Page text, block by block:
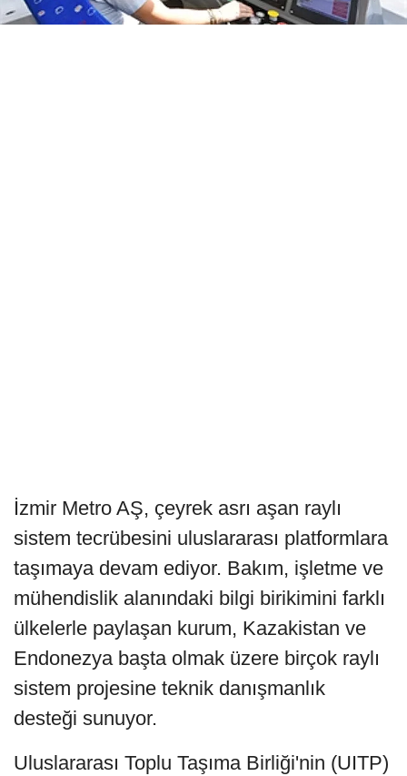
İzmir Metro AŞ, çeyrek asrı aşan raylı
sistem tecrübesini uluslararası platformlara
taşımaya devam ediyor. Bakım, işletme ve
mühendislik alanındaki bilgi birikimini farklı
ülkelerle paylaşan kurum, Kazakistan ve
Endonezya başta olmak üzere birçok raylı
sistem projesine teknik danışmanlık
desteği sunuyor.
Uluslararası Toplu Taşıma Birliği'nin (UITP)